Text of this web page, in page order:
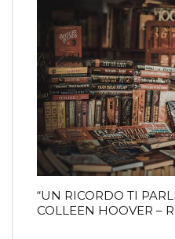
“UN RICORDO TI
COLLEEN HOOVER –